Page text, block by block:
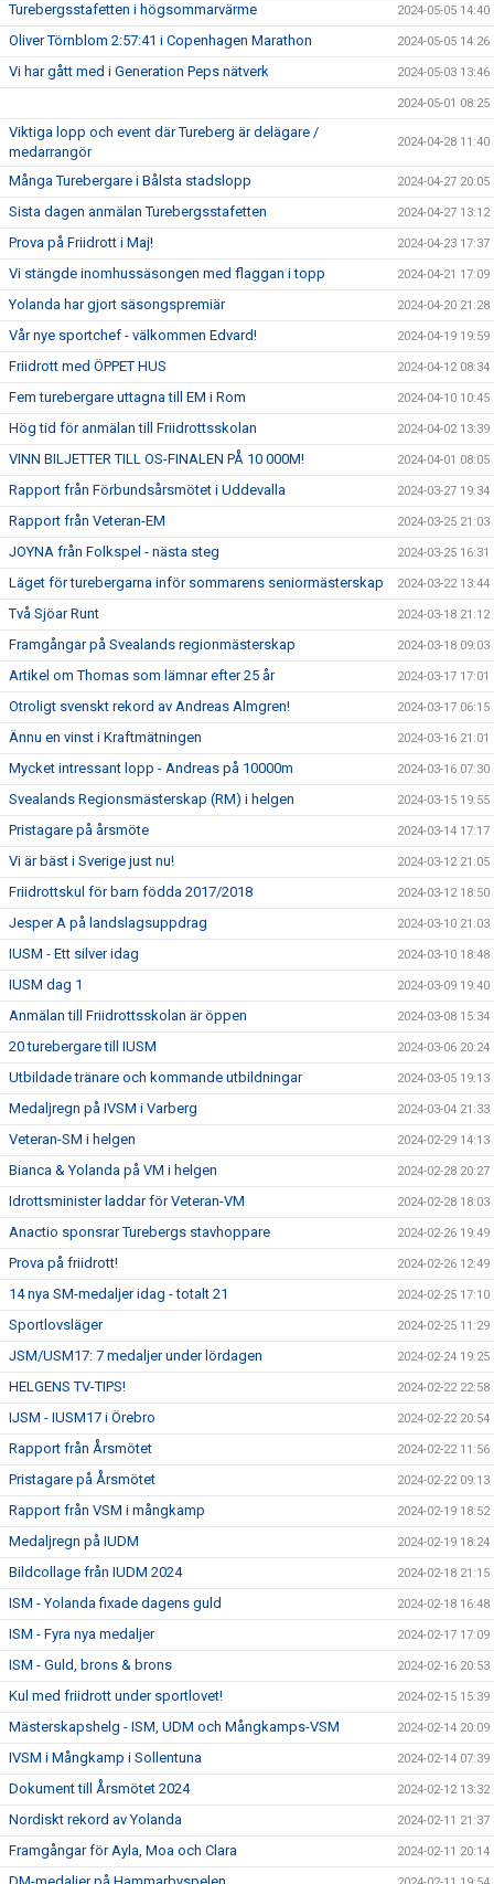
Turebergsstafetten i högsommarvärme 2024-05-05 14:40
Oliver Törnblom 2:57:41 i Copenhagen Marathon 2024-05-05 14:26
Vi har gått med i Generation Peps nätverk 2024-05-03 13:46
2024-05-01 08:25
Viktiga lopp och event där Tureberg är delägare /
medarrangör
2024-04-28 11:40
Många Turebergare i Bålsta stadslopp 2024-04-27 20:05
Sista dagen anmälan Turebergsstafetten 2024-04-27 13:12
Prova på Friidrott i Maj! 2024-04-23 17:37
Vi stängde inomhussäsongen med flaggan i topp 2024-04-21 17:09
Yolanda har gjort säsongspremiär 2024-04-20 21:28
Vår nye sportchef - välkommen Edvard! 2024-04-19 19:59
Friidrott med ÖPPET HUS 2024-04-12 08:34
Fem turebergare uttagna till EM i Rom 2024-04-10 10:45
Hög tid för anmälan till Friidrottsskolan 2024-04-02 13:39
VINN BILJETTER TILL OS-FINALEN PÅ 10 000M! 2024-04-01 08:05
Rapport från Förbundsårsmötet i Uddevalla 2024-03-27 19:34
Rapport från Veteran-EM 2024-03-25 21:03
JOYNA från Folkspel - nästa steg 2024-03-25 16:31
Läget för turebergarna inför sommarens seniormästerskap 2024-03-22 13:44
Två Sjöar Runt 2024-03-18 21:12
Framgångar på Svealands regionmästerskap 2024-03-18 09:03
Artikel om Thomas som lämnar efter 25 år 2024-03-17 17:01
Otroligt svenskt rekord av Andreas Almgren! 2024-03-17 06:15
Ännu en vinst i Kraftmätningen 2024-03-16 21:01
Mycket intressant lopp - Andreas på 10000m 2024-03-16 07:30
Svealands Regionsmästerskap (RM) i helgen 2024-03-15 19:55
Pristagare på årsmöte 2024-03-14 17:17
Vi är bäst i Sverige just nu! 2024-03-12 21:05
Friidrottskul för barn födda 2017/2018 2024-03-12 18:50
Jesper A på landslagsuppdrag 2024-03-10 21:03
IUSM - Ett silver idag 2024-03-10 18:48
IUSM dag 1 2024-03-09 19:40
Anmälan till Friidrottsskolan är öppen 2024-03-08 15:34
20 turebergare till IUSM 2024-03-06 20:24
Utbildade tränare och kommande utbildningar 2024-03-05 19:13
Medaljregn på IVSM i Varberg 2024-03-04 21:33
Veteran-SM i helgen 2024-02-29 14:13
Bianca & Yolanda på VM i helgen 2024-02-28 20:27
Idrottsminister laddar för Veteran-VM 2024-02-28 18:03
Anactio sponsrar Turebergs stavhoppare 2024-02-26 19:49
Prova på friidrott! 2024-02-26 12:49
14 nya SM-medaljer idag - totalt 21 2024-02-25 17:10
Sportlovsläger 2024-02-25 11:29
JSM/USM17: 7 medaljer under lördagen 2024-02-24 19:25
HELGENS TV-TIPS! 2024-02-22 22:58
IJSM - IUSM17 i Örebro 2024-02-22 20:54
Rapport från Årsmötet 2024-02-22 11:56
Pristagare på Årsmötet 2024-02-22 09:13
Rapport från VSM i mångkamp 2024-02-19 18:52
Medaljregn på IUDM 2024-02-19 18:24
Bildcollage från IUDM 2024 2024-02-18 21:15
ISM - Yolanda fixade dagens guld 2024-02-18 16:48
ISM - Fyra nya medaljer 2024-02-17 17:09
ISM - Guld, brons & brons 2024-02-16 20:53
Kul med friidrott under sportlovet! 2024-02-15 15:39
Mästerskapshelg - ISM, UDM och Mångkamps-VSM 2024-02-14 20:09
IVSM i Mångkamp i Sollentuna 2024-02-14 07:39
Dokument till Årsmötet 2024 2024-02-12 13:32
Nordiskt rekord av Yolanda 2024-02-11 21:37
Framgångar för Ayla, Moa och Clara 2024-02-11 20:14